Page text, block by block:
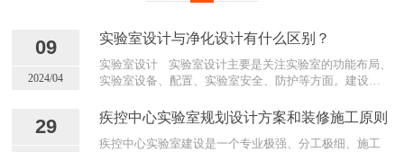
09
2024/04
实验室设计与净化设计有什么区别？
实验室设计 实验室设计主要是关注实验室的功能布局、
实验室设备、配置、实验室安全、防护等方面。建设一
设计 实验室净化设计主要注重与抑制空气中的颗粒物，
微生物等污染物。提供一个洁净的实验环境。 简单来
说，实验室设计注重与实用性和功能性。而净化设计更
29 疾控中心实验室规划设计方案和装修施工原则
疾控中心实验室建设是一个专业极强、分工极细、施工